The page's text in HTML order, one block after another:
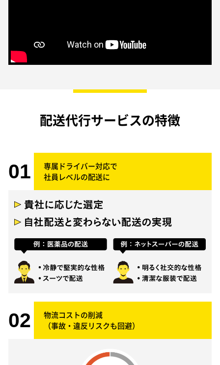
配送代行サービスの特徴
専属ドライバー対応で
社員レベルの配送に
物流コストの削減
（事故・違反リスクも回避）